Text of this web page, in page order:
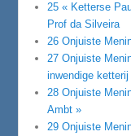
25 « Ketterse
Prof da Silveira
26 Onjuiste
27 Onjuiste
inwendige ketterij
28 Onjuiste
Ambt »
29 Onjuiste